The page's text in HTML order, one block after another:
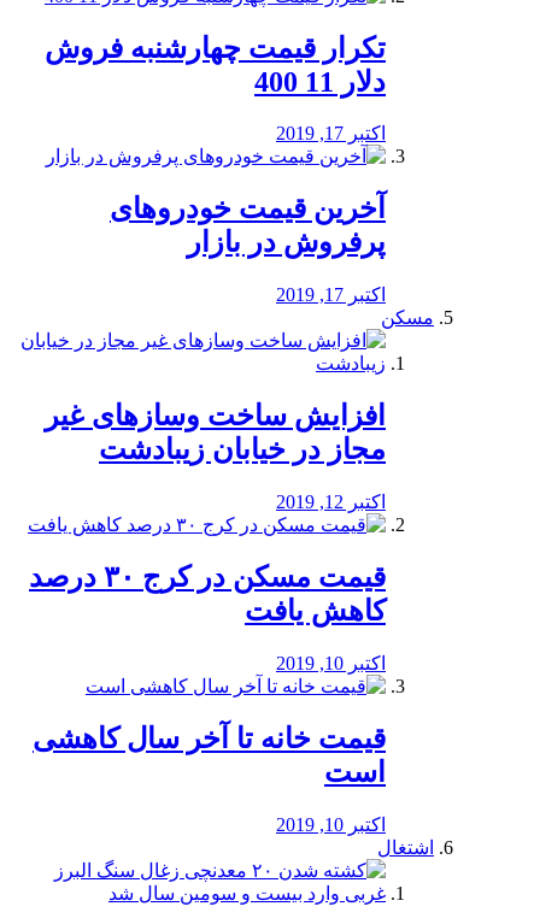
تکرار قیمت چهارشنبه فروش
دلار 11 400
اکتبر 17, 2019
آخرین قیمت خودرو‌های
پرفروش در بازار
اکتبر 17, 2019
مسکن
افزایش ساخت وسازهای غیر
مجاز در خیابان زیبادشت
اکتبر 12, 2019
️قیمت مسکن در کرج ۳۰ درصد
کاهش یافت
اکتبر 10, 2019
قیمت خانه تا آخر سال کاهشی
است
اکتبر 10, 2019
اشتغال